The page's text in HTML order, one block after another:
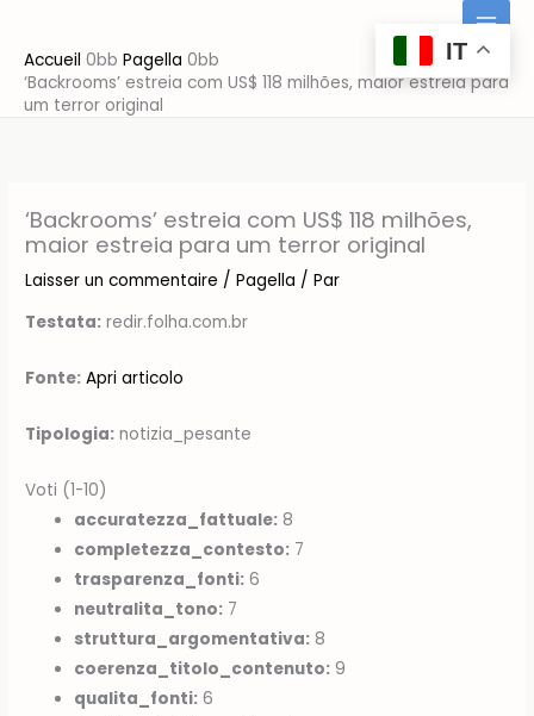
contenu
Accueil
Pagella
‘Backrooms’ estreia com US$ 118 milhões, maior estreia para
um terror original
‘Backrooms’ estreia com US$ 118 milhões,
maior estreia para um terror original
Laisser un commentaire /Pagella / Par
Testata: redir.folha.com.br
Fonte: Apri articolo
Tipologia: notizia_pesante
Voti (1-10)
accuratezza_fattuale: 8
completezza_contesto: 7
trasparenza_fonti: 6
neutralita_tono: 7
struttura_argomentativa: 8
coerenza_titolo_contenuto: 9
qualita_fonti: 6
IT